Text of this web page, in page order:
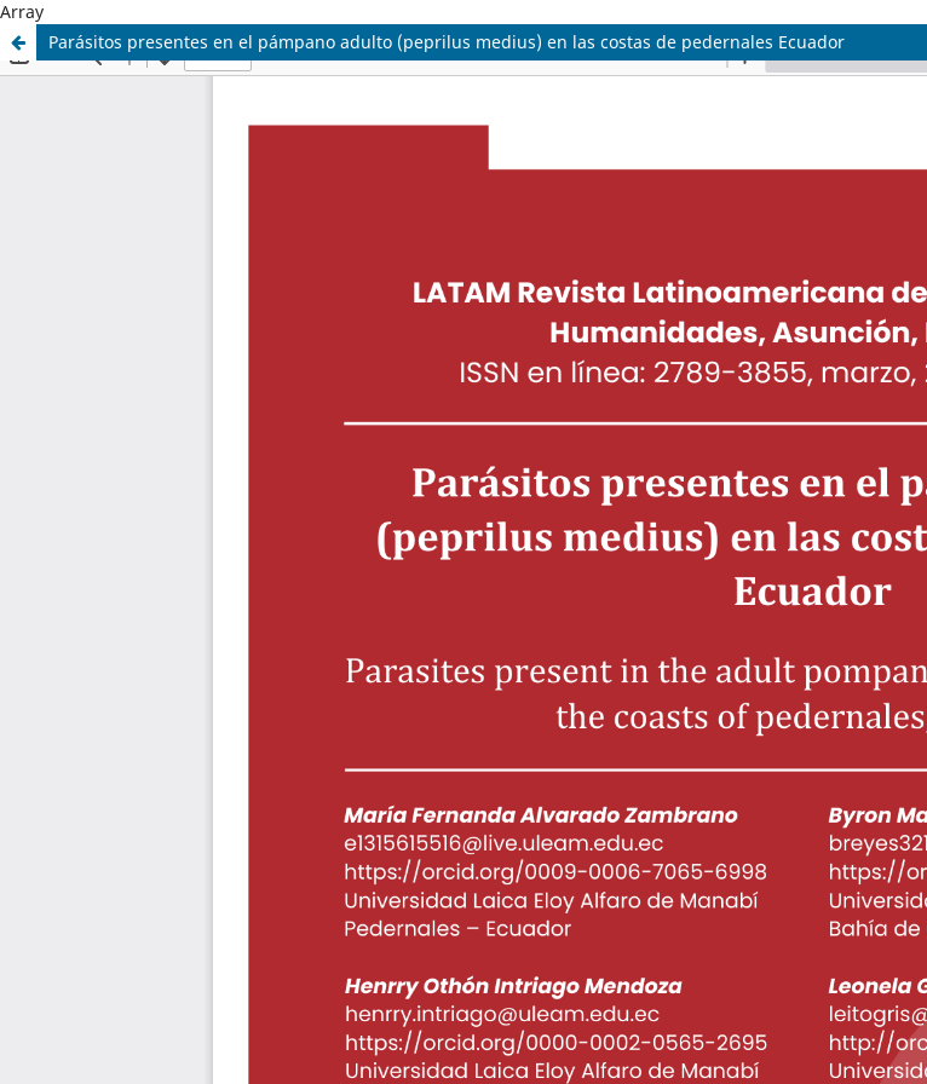
Array
Parásitos presentes en el pámpano adulto (peprilus medius) en las costas de pedernales Ecuador